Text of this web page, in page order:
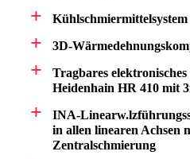
Kühlschmiermittelsystem
3D-
Tragbares
Heidenhain HR 410 mit
INA-
in allen linearen Achsen
Zentralschmierung